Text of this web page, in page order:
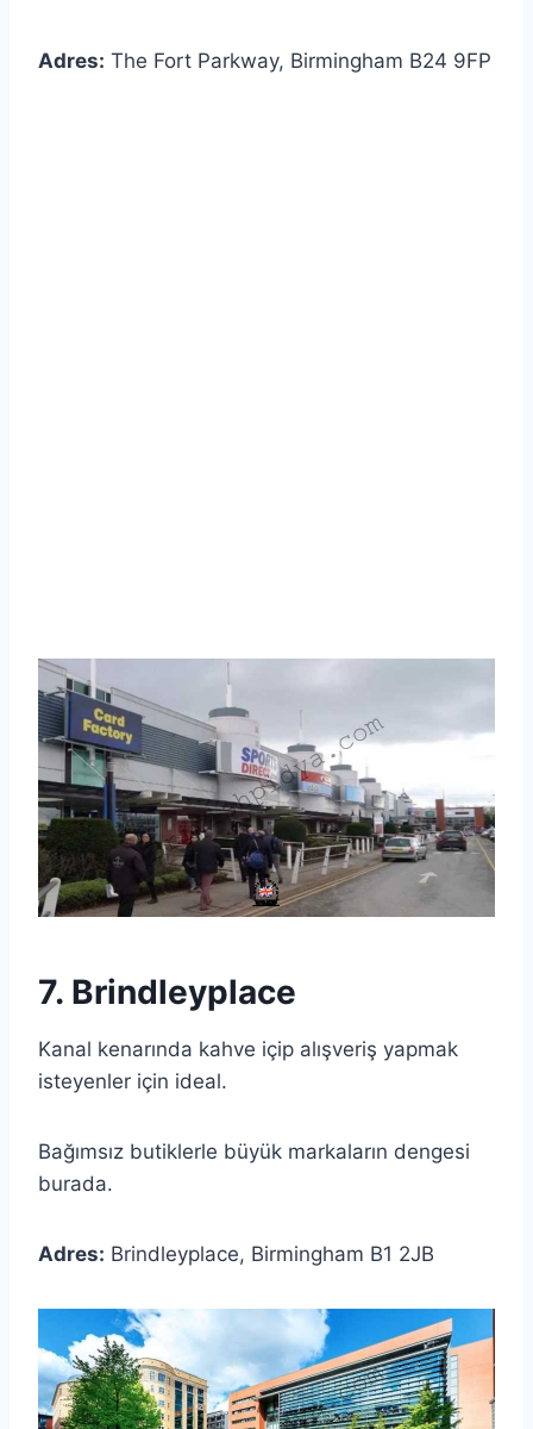
Adres: The Fort Parkway, Birmingham B24 9FP
7. Brindleyplace
Kanal kenarında kahve içip alışveriş yapmak
isteyenler için ideal.
Bağımsız butiklerle büyük markaların dengesi
burada.
Adres: Brindleyplace, Birmingham B1 2JB